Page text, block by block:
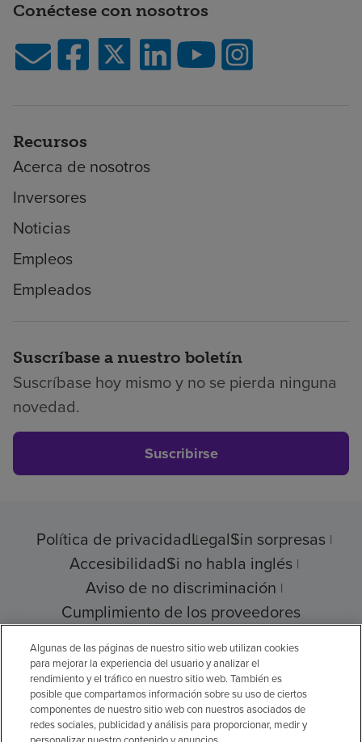
Conéctese con nosotros
Recursos
Acerca de nosotros
Inversores
Noticias
Empleos
Empleados
Suscríbase a nuestro boletín
Suscríbase hoy mismo y no se pierda ninguna
novedad.
Suscribirse
Política de privacidadLegalSin sorpresas
AccesibilidadSi no habla inglés
Aviso de no discriminación
Cumplimiento de los proveedores
© 2026 Encompass Health Corporation
Preferencias de cookies
Algunas de las páginas de nuestro sitio web utilizan cookies
para mejorar la experiencia del usuario y analizar el
rendimiento y el tráfico en nuestro sitio web. También es
posible que compartamos información sobre su uso de ciertos
componentes de nuestro sitio web con nuestros asociados de
redes sociales, publicidad y análisis para proporcionar, medir y